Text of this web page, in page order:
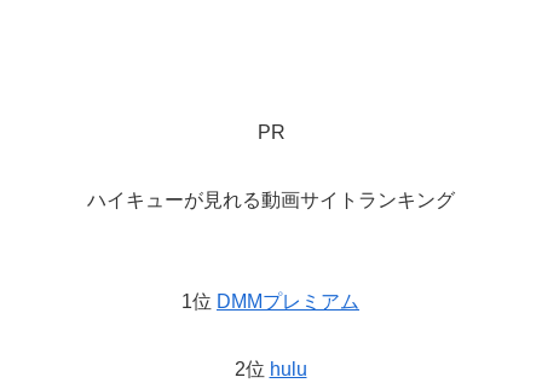
PR
ハイキューが見れる動画サイトランキング
1位 DMMプレミアム
2位 hulu